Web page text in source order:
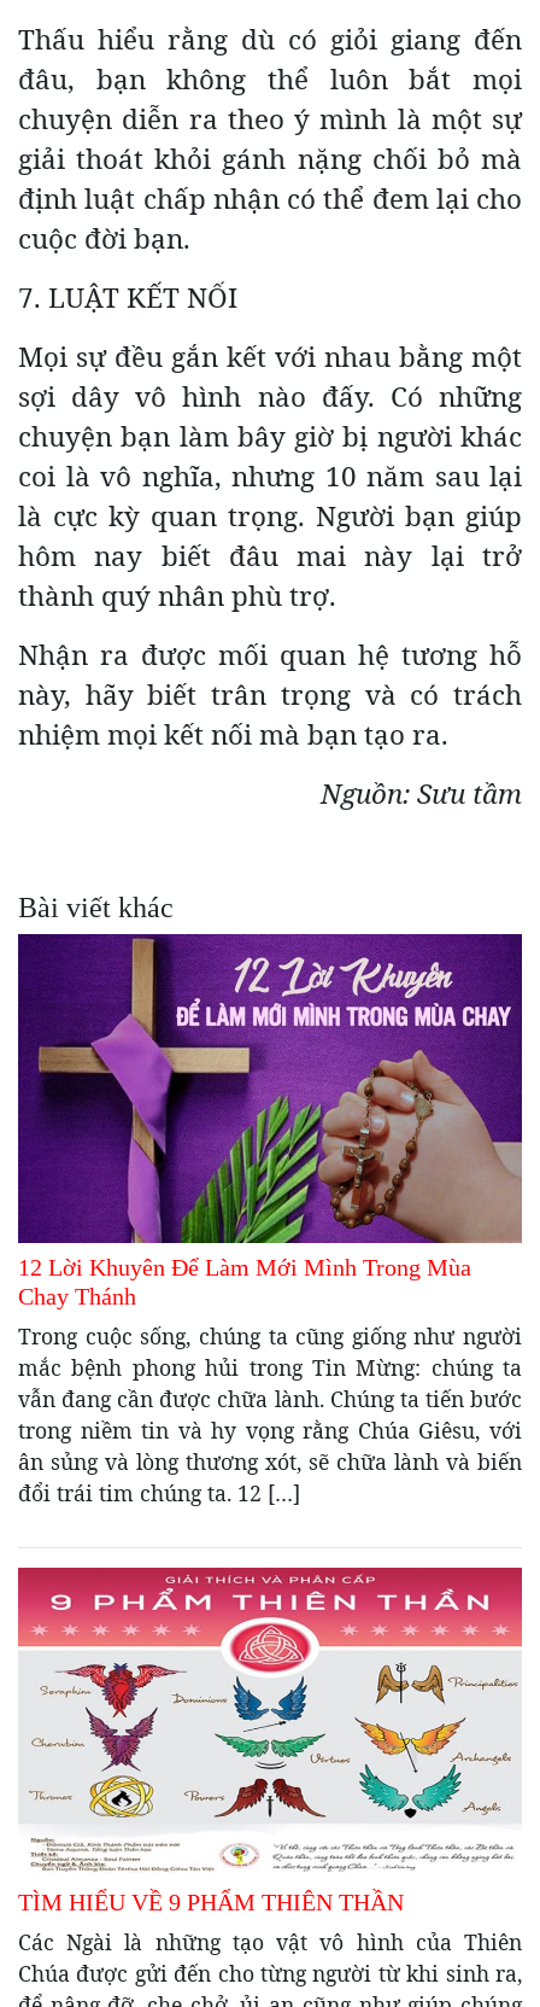
Thấu hiểu rằng dù có giỏi giang đến
đâu, bạn không thể luôn bắt mọi
chuyện diễn ra theo ý mình là một sự
giải thoát khỏi gánh nặng chối bỏ mà
định luật chấp nhận có thể đem lại cho
cuộc đời bạn.
7. LUẬT KẾT NỐI
Mọi sự đều gắn kết với nhau bằng một
sợi dây vô hình nào đấy. Có những
chuyện bạn làm bây giờ bị người khác
coi là vô nghĩa, nhưng 10 năm sau lại
là cực kỳ quan trọng. Người bạn giúp
hôm nay biết đâu mai này lại trở
thành quý nhân phù trợ.
Nhận ra được mối quan hệ tương hỗ
này, hãy biết trân trọng và có trách
nhiệm mọi kết nối mà bạn tạo ra.
Nguồn: Sưu tầm
Bài viết khác
12 Lời Khuyên Để Làm Mới Mình Trong Mùa
Chay Thánh
Trong cuộc sống, chúng ta cũng giống như người
mắc bệnh phong hủi trong Tin Mừng: chúng ta
vẫn đang cần được chữa lành. Chúng ta tiến bước
trong niềm tin và hy vọng rằng Chúa Giêsu, với
ân sủng và lòng thương xót, sẽ chữa lành và biến
đổi trái tim chúng ta. 12 […]
TÌM HIỂU VỀ 9 PHẨM THIÊN THẦN
Các Ngài là những tạo vật vô hình của Thiên
Chúa được gửi đến cho từng người từ khi sinh ra,